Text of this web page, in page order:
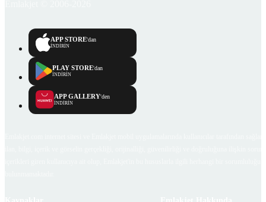
APP STORE'dan
İNDİRİN
PLAY STORE'dan
İNDİRİN
APP GALLERY'den
İNDİRİN